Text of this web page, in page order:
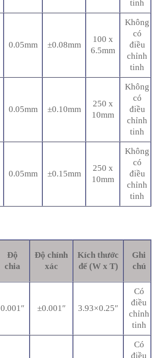
tinh
0.05mm ±0.08mm
100 x
6.5mm
Không
có
điều
chỉnh
tinh
0.05mm ±0.10mm
250 x
10mm
Không
có
điều
chỉnh
tinh
0.05mm ±0.15mm
250 x
10mm
Không
có
điều
chỉnh
tinh
Độ
chia
Độ chính
xác
Kích thước
đế (W x T)
Ghi
chú
0.001″ ±0.001″ 3.93×0.25″
Có
điều
chỉnh
tinh
Có
điều